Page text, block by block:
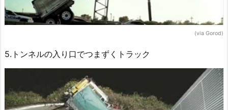
(via Gorod)
5.トンネルの入り口でつまずくトラック